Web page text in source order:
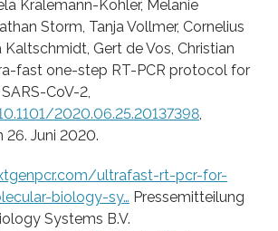
Kralemann-Köhler, Melanie
Storm, Tanja Vollmer, Cornelius
Kaltschmidt, Gert de Vos, Christian
fast one-step RT-PCR protocol for
CoV-2,
2020.06.25.20137398,
Juni 2020.
ultrafast-rt-pcr-for-
biology-sy… Pressemitteilung
Systems B.V.